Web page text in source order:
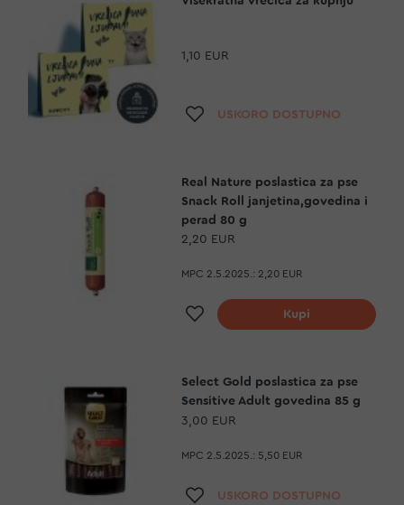
1,10 EUR
Dodaj na listu želja
USKORO DOSTUPNO
Real Nature poslastica za pse
Snack Roll janjetina,govedina i
perad 80 g
2,20 EUR
MPC 2.5.2025.: 2,20 EUR
Dodaj na listu želja
Kupi
Select Gold poslastica za pse
Sensitive Adult govedina 85 g
3,00 EUR
MPC 2.5.2025.: 5,50 EUR
Dodaj na listu želja
USKORO DOSTUPNO